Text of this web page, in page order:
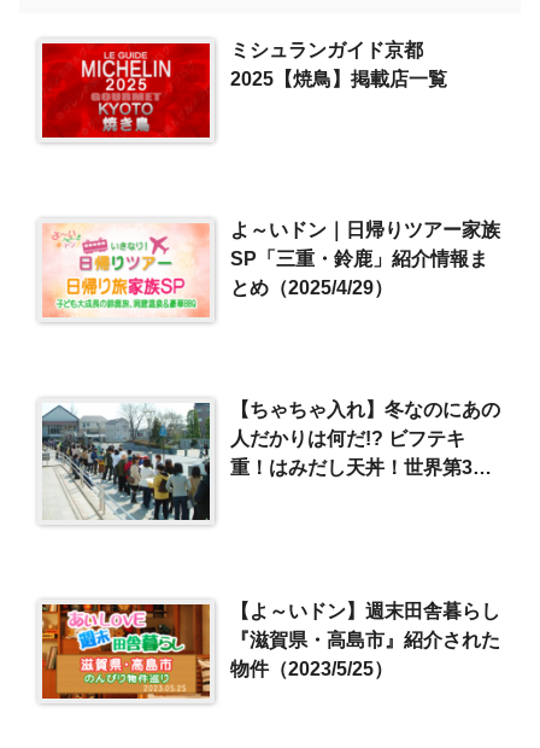
ミシュランガイド京都
2025【焼鳥】掲載店一覧
よ～いドン｜日帰りツアー家族
SP「三重・鈴鹿」紹介情報ま
とめ（2025/4/29）
【ちゃちゃ入れ】冬なのにあの
人だかりは何だ!? ビフテキ
重！はみだし天丼！世界第3位
【よ～いドン】週末田舎暮らし
『滋賀県・高島市』紹介された
物件（2023/5/25）